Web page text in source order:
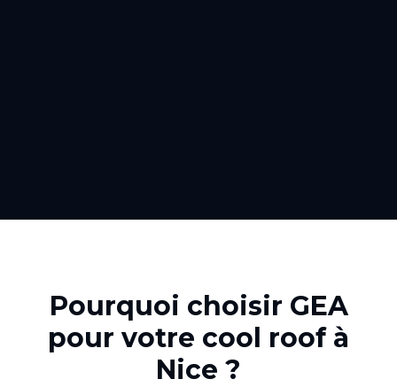
Pourquoi choisir GEA
pour votre cool roofà
Nice ?